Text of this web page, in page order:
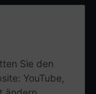
die
Sie den
YouTube,